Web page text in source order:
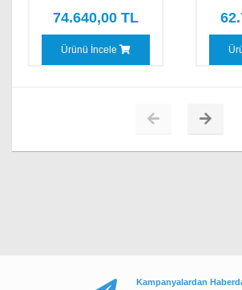
Yorum Yapın
74.640,00 TL
Ürünü İncele
Kampanyalardan